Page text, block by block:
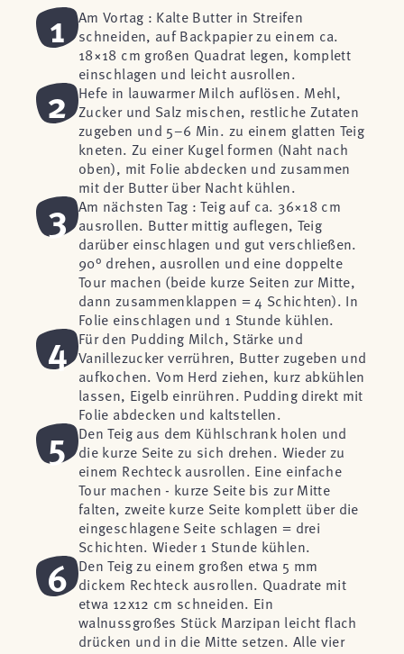
1
Am Vortag : Kalte Butter in Streifen
schneiden, auf Backpapier zu einem ca.
18×18 cm großen Quadrat legen, komplett
einschlagen und leicht ausrollen.
2
Hefe in lauwarmer Milch auflösen. Mehl,
Zucker und Salz mischen, restliche Zutaten
zugeben und 5–6 Min. zu einem glatten Teig
kneten. Zu einer Kugel formen (Naht nach
oben), mit Folie abdecken und zusammen
mit der Butter über Nacht kühlen.
3
Am nächsten Tag : Teig auf ca. 36×18 cm
ausrollen. Butter mittig auflegen, Teig
darüber einschlagen und gut verschließen.
90° drehen, ausrollen und eine doppelte
Tour machen (beide kurze Seiten zur Mitte,
dann zusammenklappen = 4 Schichten). In
Folie einschlagen und 1 Stunde kühlen.
4
Für den Pudding Milch, Stärke und
Vanillezucker verrühren, Butter zugeben und
aufkochen. Vom Herd ziehen, kurz abkühlen
lassen, Eigelb einrühren. Pudding direkt mit
Folie abdecken und kaltstellen.
5
Den Teig aus dem Kühlschrank holen und
die kurze Seite zu sich drehen. Wieder zu
einem Rechteck ausrollen. Eine einfache
Tour machen - kurze Seite bis zur Mitte
falten, zweite kurze Seite komplett über die
eingeschlagene Seite schlagen = drei
Schichten. Wieder 1 Stunde kühlen.
6
Den Teig zu einem großen etwa 5 mm
dickem Rechteck ausrollen. Quadrate mit
etwa 12x12 cm schneiden. Ein
walnussgroßes Stück Marzipan leicht flach
drücken und in die Mitte setzen. Alle vier